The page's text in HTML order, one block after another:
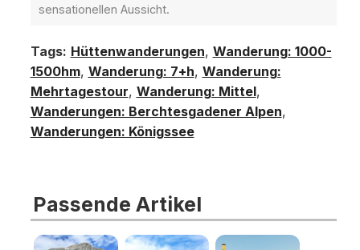
sensationellen Aussicht.
Tags: Hüttenwanderungen, Wanderung: 1000-
1500hm, Wanderung: 7+h, Wanderung:
Mehrtagestour, Wanderung: Mittel,
Wanderungen: Berchtesgadener Alpen,
Wanderungen: Königssee
Passende Artikel